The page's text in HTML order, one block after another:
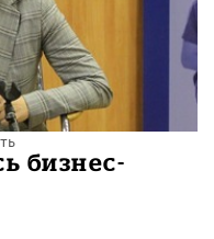
бизнес-